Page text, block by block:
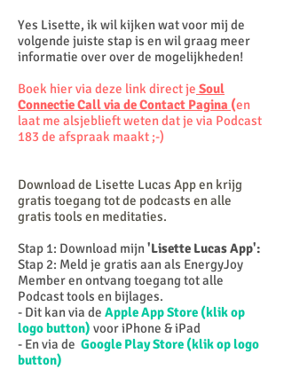
Yes Lisette, ik wil kijken wat voor mij de
volgende juiste stap is en wil graag meer
informatie over over de mogelijkheden!
Boek hier via deze link direct je Soul
Connectie Call via de Contact Pagina (en
laat me alsjeblieft weten dat je via Podcast
183 de afspraak maakt ;-)
Download de Lisette Lucas App en krijg
gratis toegang tot de podcasts en alle
gratis tools en meditaties.
Stap 1: Download mijn'Lisette Lucas App':
Stap 2: Meld je gratis aan als EnergyJoy
Member en ontvang toegang tot alle
Podcast tools en bijlages.
- Dit kan via de Apple App Store (klik op
logo button) voor iPhone & iPad
- En via de Google Play Store (klik op logo
button)